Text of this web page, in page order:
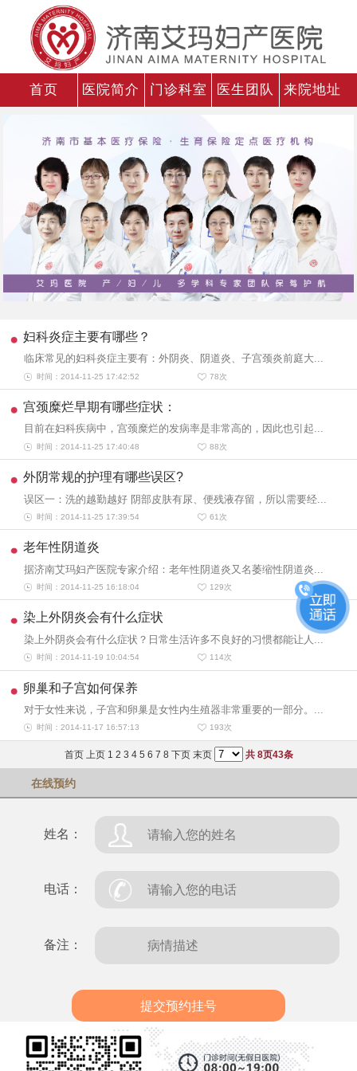
首页 医院简介 门诊科室 医生团队 来院地址
妇科炎症主要有哪些？
临床常见的妇科炎症主要有：外阴炎、阴道炎、子宫颈炎前庭大...
时间：2014-11-25 17:42:52 78次
宫颈糜烂早期有哪些症状：
目前在妇科疾病中，宫颈糜烂的发病率是非常高的，因此也引起...
时间：2014-11-25 17:40:48 88次
外阴常规的护理有哪些误区?
误区一：洗的越勤越好 阴部皮肤有尿、便残液存留，所以需要经...
时间：2014-11-25 17:39:54 61 次
老年性阴道炎
据济南艾玛妇产医院专家介绍：老年性阴道炎又名萎缩性阴道炎...
时间：2014-11-25 16:18:04 129次
染上外阴炎会有什么症状
染上外阴炎会有什么症状？日常生活许多不良好的习惯都能让人...
时间：2014-11-19 10:04:54 114次
卵巢和子宫如何保养
对于女性来说，子宫和卵巢是女性内生殖器非常重要的一部分。...
时间：2014-11-17 16:57:13 193次
首页 上页 1 2 3 4 5 6 7 8 下页 末页 共 8页43条
在线预约
姓名：
电话：
备注：